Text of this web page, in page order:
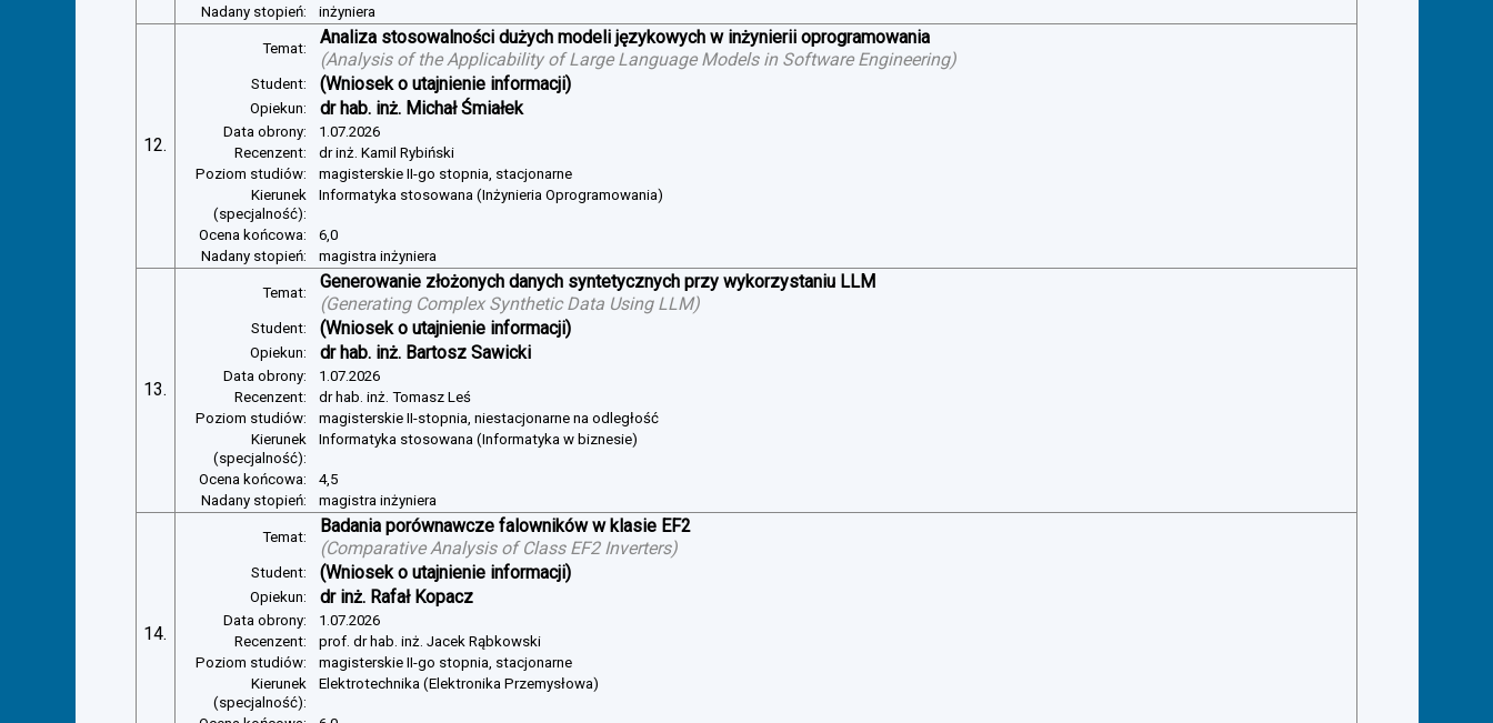
Nadany stopień:
inżyniera
12.
Temat:
Analiza stosowalności dużych modeli językowych w inżynierii oprogramowania
(Analysis of the Applicability of Large Language Models in Software Engineering)
Student: (Wniosek o utajnienie informacji)
Opiekun: dr hab. inż. Michał Śmiałek
Data obrony:
1.07.2026
Recenzent:
dr inż. Kamil Rybiński
Poziom studiów:
magisterskie II-go stopnia, stacjonarne
Kierunek
(specjalność):
Informatyka stosowana (Inżynieria Oprogramowania)
Ocena końcowa:
6,0
Nadany stopień:
magistra inżyniera
13.
Temat:
Generowanie złożonych danych syntetycznych przy wykorzystaniu LLM
(Generating Complex Synthetic Data Using LLM)
Student: (Wniosek o utajnienie informacji)
Opiekun: dr hab. inż. Bartosz Sawicki
Data obrony:
1.07.2026
Recenzent:
dr hab. inż. Tomasz Leś
Poziom studiów:
magisterskie II-stopnia, niestacjonarne na odległość
Kierunek
(specjalność):
Informatyka stosowana (Informatyka w biznesie)
Ocena końcowa:
4,5
Nadany stopień:
magistra inżyniera
14.
Temat:
Badania porównawcze falowników w klasie EF2
(Comparative Analysis of Class EF2 Inverters)
Student: (Wniosek o utajnienie informacji)
Opiekun: dr inż. Rafał Kopacz
Data obrony:
1.07.2026
Recenzent:
prof. dr hab. inż. Jacek Rąbkowski
Poziom studiów:
magisterskie II-go stopnia, stacjonarne
Kierunek
(specjalność):
Elektrotechnika (Elektronika Przemysłowa)